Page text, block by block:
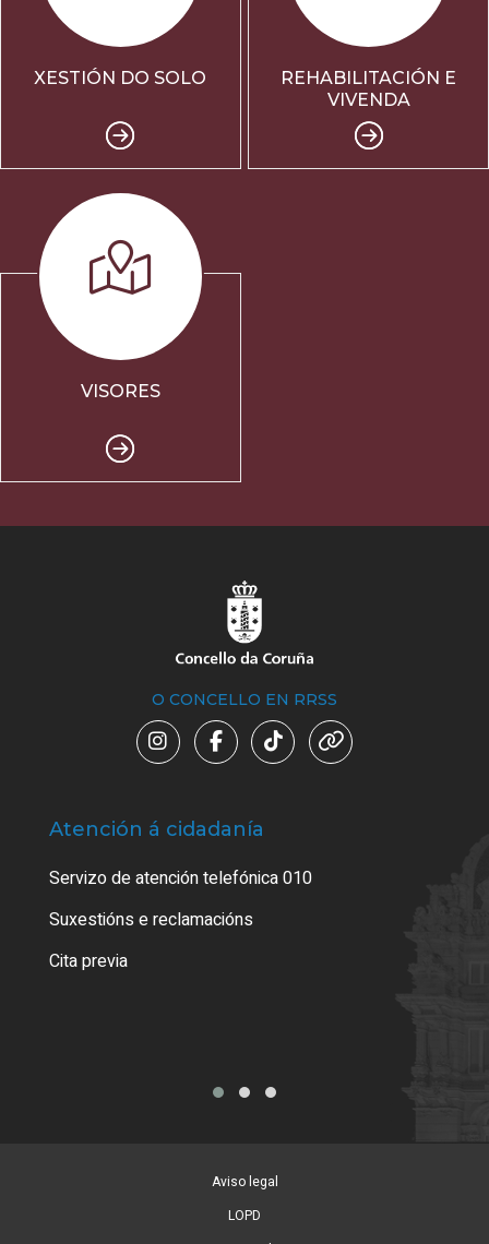
XESTIÓN DO SOLO
REHABILITACIÓN E
VIVENDA
VISORES
O CONCELLO EN RRSS
Atención á cidadanía
Servizo de atención telefónica 010
Suxestións e reclamacións
Cita previa
Aviso legal
LOPD